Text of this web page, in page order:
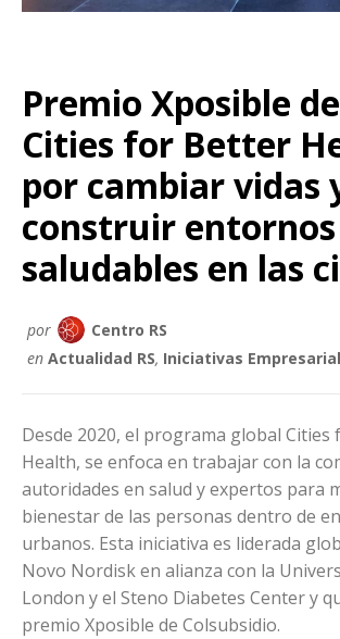
Premio Xposible
Cities for Better
por cambiar vidas
construir entornos
saludables en las
por
Centro RS
en Actualidad RS, Iniciativas
Desde 2020, el programa global
Health, se enfoca en trabajar con la
autoridades en salud y expertos para
bienestar de las personas dentro de
urbanos. Esta iniciativa es liderada
Novo Nordisk en alianza con la
London y el Steno Diabetes Center y
premio Xposible de Colsubsidio.